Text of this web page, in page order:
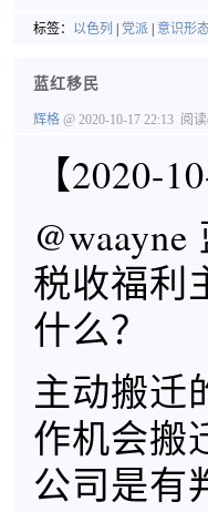
标签： 以色列 党派 意识形
蓝红移民
辉格 @ 2020-10-17 22:13 阅
【2020-
税收福利
什么？
主动搬迁
作机会搬
公司是有